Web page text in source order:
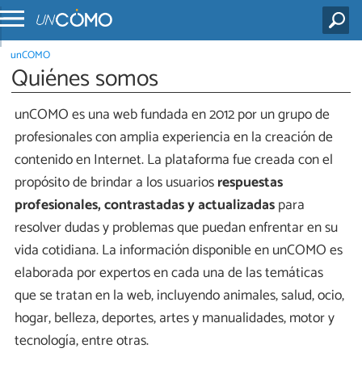
unCOMO
Quiénes somos
unCOMO es una web fundada en 2012 por un grupo de
profesionales con amplia experiencia en la creación de
contenido en Internet. La plataforma fue creada con el
propósito de brindar a los usuariosrespuestas
profesionales, contrastadas y actualizadaspara
resolver dudas y problemas que puedan enfrentar en su
vida cotidiana. La información disponible en unCOMO es
elaborada por expertos en cada una de las temáticas
que se tratan en la web, incluyendo animales, salud, ocio,
hogar, belleza, deportes, artes y manualidades, motor y
tecnología, entre otras.